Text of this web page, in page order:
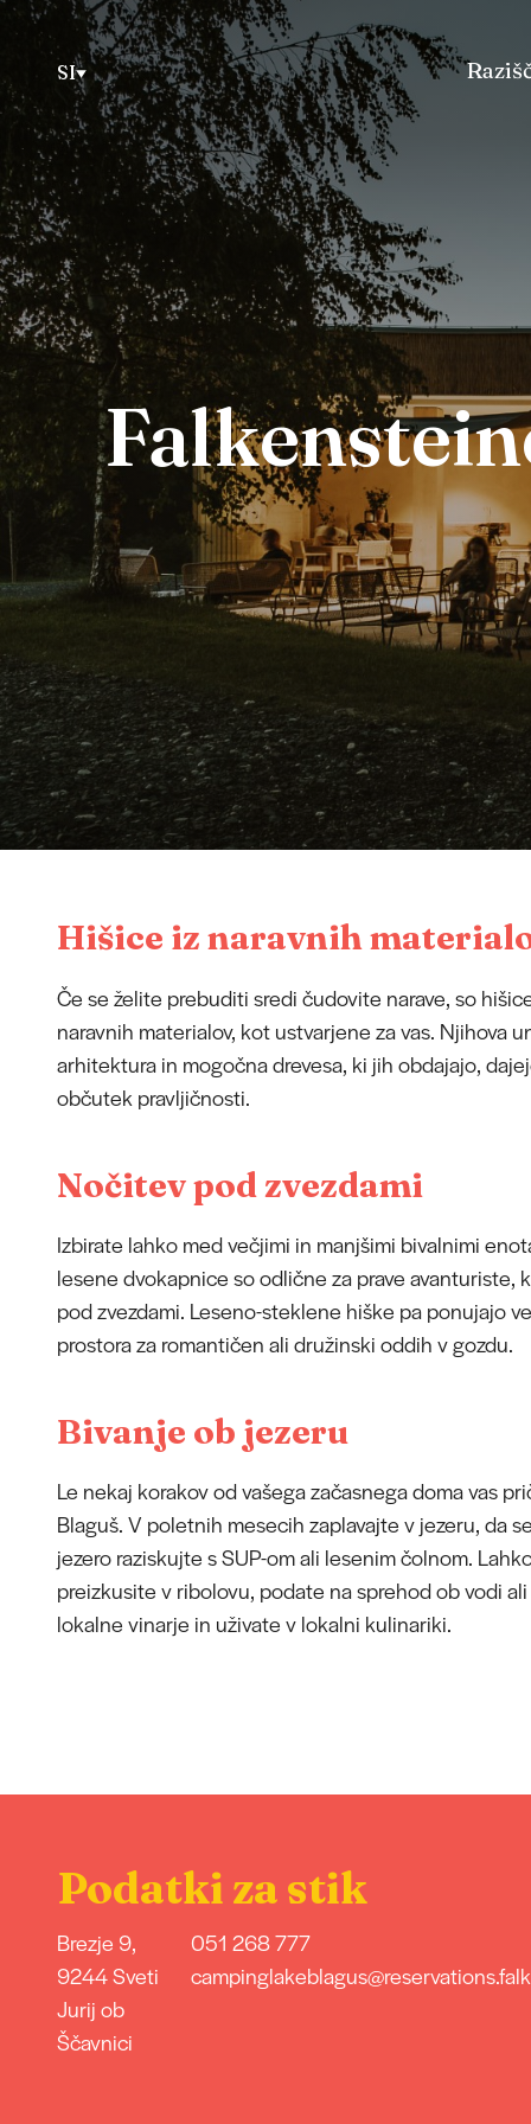
SI
Hišice iz naravnih
Če se želite prebuditi sredi čudovite narave, so
naravnih materialov, kot ustvarjene za vas. Njihova
arhitektura in mogočna drevesa, ki jih obdajajo,
občutek pravljičnosti.
Nočitev pod zvezdami
Izbirate lahko med večjimi in manjšimi bivalnimi
lesene dvokapnice so odlične za prave avanturiste,
pod zvezdami. Leseno-steklene hiške pa ponujajo
prostora za romantičen ali družinski oddih v gozdu.
Bivanje ob jezeru
Le nekaj korakov od vašega začasnega doma vas
Blaguš. V poletnih mesecih zaplavajte v jezeru, da
jezero raziskujte s SUP-om ali lesenim čolnom.
preizkusite v ribolovu, podate na sprehod ob vodi
lokalne vinarje in uživate v lokalni kulinariki.
Podatki za stik
Brezje 9,
9244 Sveti
Jurij ob
Ščavnici
051 268 777